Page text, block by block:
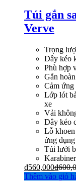
Túi gắn
Verve
Trọng
Dây kéo
Phù hợp
Gắn
Cảm
Lớp lót
xe
Vải
Dây kéo
Lỗ khoen
ứng
Túi lưới
₫560,000₫
Thêm vào giỏ